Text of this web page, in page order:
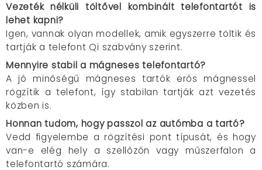
Vezeték nélküli töltővel kombinált telefontartót is
lehet kapni?
Igen, vannak olyan modellek, amik egyszerre töltik és
tartják a telefont Qi szabvány szerint.
Mennyire stabil a mágneses telefontartó?
A jó minőségű mágneses tartók erős mágnessel
rögzítik a telefont, így stabilan tartják azt vezetés
közben is.
Honnan tudom, hogy passzol az autómba a tartó?
Vedd figyelembe a rögzítési pont típusát, és hogy
van-e elég hely a szellőzőn vagy műszerfalon a
telefontartó számára.